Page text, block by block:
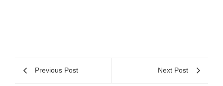
Previous Post Next Post